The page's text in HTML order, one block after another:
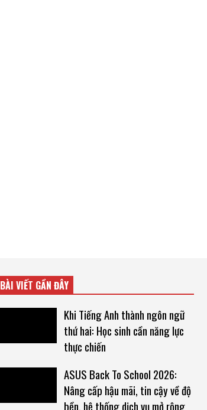
BÀI VIẾT GẦN ĐÂY
Khi Tiếng Anh thành ngôn ngữ
thứ hai: Học sinh cần năng lực
thực chiến
ASUS Back To School 2026:
Nâng cấp hậu mãi, tin cậy về độ
bền, hệ thống dịch vụ mở rộng